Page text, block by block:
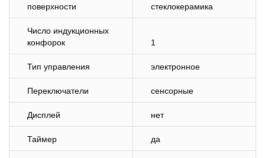
поверхности
стеклокерамика
Число индукционных
конфорок
1
Тип управления электронное
Переключатели сенсорные
Дисплей нет
Таймер да